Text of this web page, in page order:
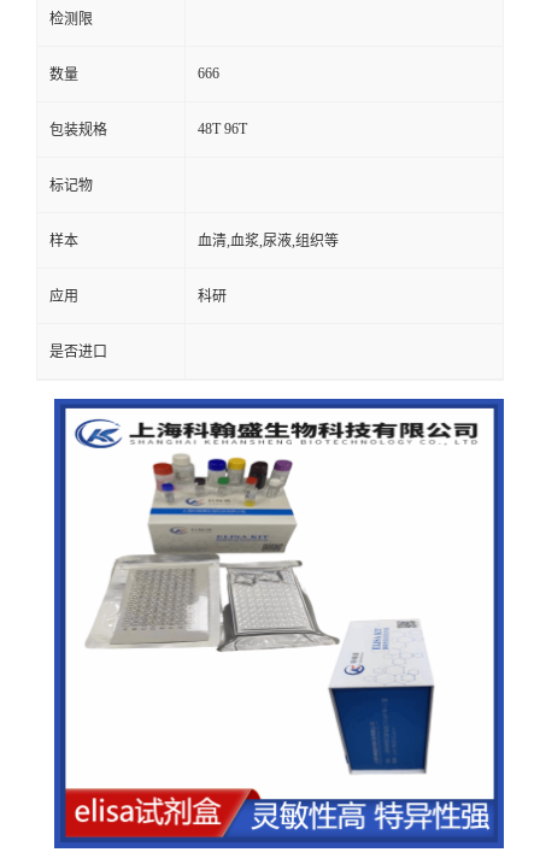
检测限
数量 666
包装规格 48T 96T
标记物
样本 血清,血浆,尿液,组织等
应用 科研
是否进口